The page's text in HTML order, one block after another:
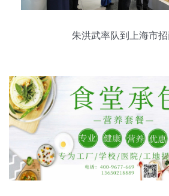
朱洪武率队到上海市